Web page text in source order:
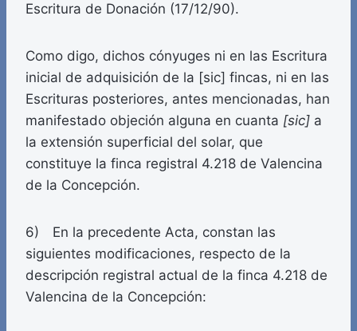
Escritura de Donación (17/12/90).
Como digo, dichos cónyuges ni en las Escritura
inicial de adquisición de la [sic] fincas, ni en las
Escrituras posteriores, antes mencionadas, han
manifestado objeción alguna en cuanta [sic] a
la extensión superficial del solar, que
constituye la finca registral 4.218 de Valencina
de la Concepción.
6) En la precedente Acta, constan las
siguientes modificaciones, respecto de la
descripción registral actual de la finca 4.218 de
Valencina de la Concepción: